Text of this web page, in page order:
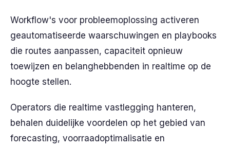
Workflow's voor probleemoplossing activeren
geautomatiseerde waarschuwingen en playbooks
die routes aanpassen, capaciteit opnieuw
toewijzen en belanghebbenden in realtime op de
hoogte stellen.
Operators die realtime vastlegging hanteren,
behalen duidelijke voordelen op het gebied van
forecasting, voorraadoptimalisatie en